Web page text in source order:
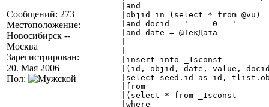
Сообщений: 273
Местоположение:
Новосибирск --
Москва
Зарегистрирован:
20. Мая 2006
Пол: